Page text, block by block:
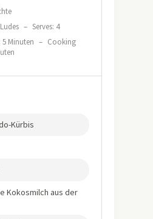
– Serves: 4
5 Minuten – Cooking
Kürbis
Kokosmilch aus der